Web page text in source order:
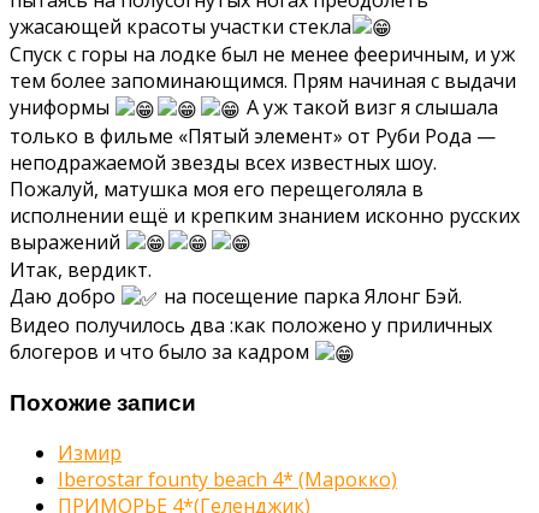
ужасающей красоты участки стекла
Спуск с горы на лодке был не менее фееричным, и уж
тем более запоминающимся. Прям начиная с выдачи
униформы
А уж такой визг я слышала
только в фильме «Пятый элемент» от Руби Рода —
неподражаемой звезды всех известных шоу.
Пожалуй, матушка моя его перещеголяла в
исполнении ещё и крепким знанием исконно русских
выражений
Итак, вердикт.
Даю добро
на посещение парка Ялонг Бэй.
Видео получилось два :как положено у приличных
блогеров и что было за кадром
Похожие записи
Измир
Iberostar founty beach 4* (Марокко)
ПРИМОРЬЕ 4*(Геленджик)